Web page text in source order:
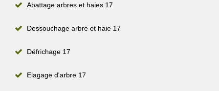
Abattage arbres et haies 17
Dessouchage arbre et haie 17
Défrichage 17
Elagage d'arbre 17